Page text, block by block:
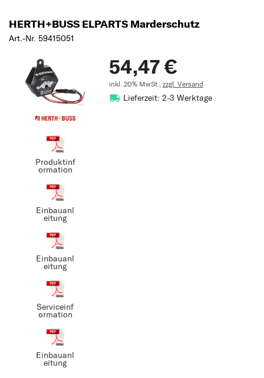
HERTH+BUSS ELPARTS Marderschutz
Art.-Nr. 59415051
Produktinf
ormation
Einbauanl
eitung
Einbauanl
eitung
Serviceinf
ormation
Einbauanl
eitung
54,47 €
inkl. 20% MwSt., zzgl. Versand
Lieferzeit: 2-3 Werktage